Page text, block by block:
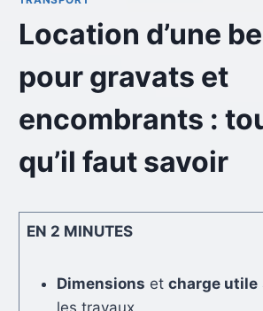
Location d’une
pour gravats et
encombrants :
qu’il faut savoir
EN 2 MINUTES
Dimensions etcharge utile
les travaux